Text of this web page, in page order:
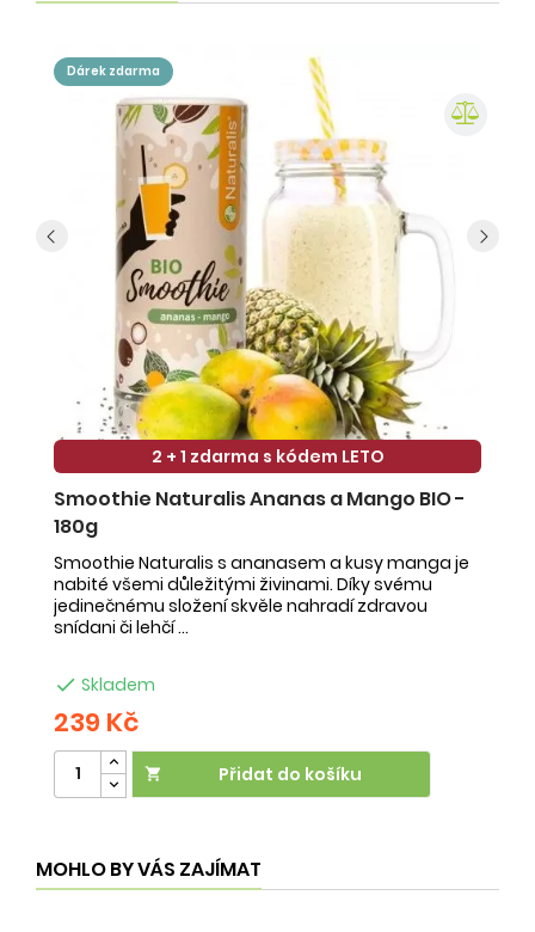
dárek zdarma
2 + 1 zdarma s kódem LETO
Smoothie Naturalis Ananas a Mango BIO -
180g
Smoothie Naturalis s ananasem a kusy manga je
nabité všemi důležitými živinami. Díky svému
jedinečnému složení skvěle nahradí zdravou
snídani či lehčí ...
 Skladem
239 Kč
 Přidat do košíku
MOHLO BY VÁS ZAJÍMAT